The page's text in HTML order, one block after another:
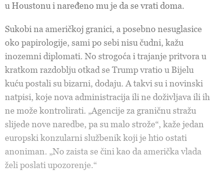
u Houstonu i naređeno mu je da se vrati doma.
Sukobi na američkoj granici, a posebno nesuglasice
oko papirologije, sami po sebi nisu čudni, kažu
inozemni diplomati. No strogoća i trajanje pritvora u
kratkom razdoblju otkad se Trump vratio u Bijelu
kuću postali su bizarni, dodaju. A takvi su i novinski
natpisi, koje nova administracija ili ne doživljava ili ih
ne može kontrolirati. „Agencije za graničnu stražu
slijede nove naredbe, pa su malo strože“, kaže jedan
europski konzularni službenik koji je htio ostati
anoniman. „No zaista se čini kao da američka vlada
želi poslati upozorenje.“